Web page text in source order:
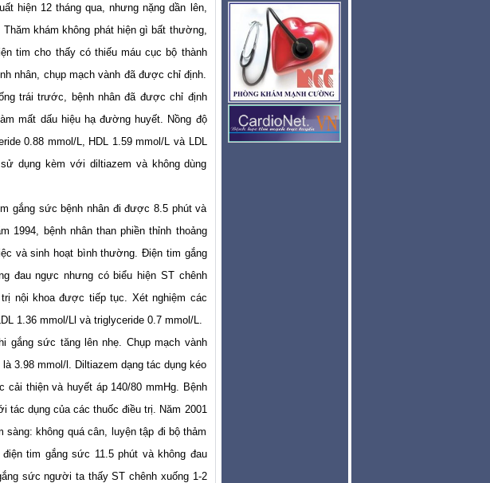
hiện 12 tháng qua, như­ng nặng dần lên,
khám không phát hiện gì bất thường,
tim cho thấy có thiếu máu cục bộ thành
nhân, chụp mạch vành đã được chỉ định.
trái trước, bệnh nhân đã được chỉ định
mất dấu hiệu hạ đường huyết. Nồng độ
0.88 mmol/L, HDL 1.59 mmol/L và LDL
dụng kèm với diltiazem và không dùng
gắng sức bệnh nhân đi được 8.5 phút và
1994, bệnh nhân than phiền thỉnh thoảng
và sinh hoạt bình thường. Điện tim gắng
đau ngực nhưng có biểu hiện ST chênh
nội khoa được tiếp tục. Xét nghiệm các
1.36 mmol/Ll và triglyceride 0.7 mmol/L.
gắng sức tăng lên nhẹ. Chụp mạch vành
3.98 mmol/l. Diltiazem dạng tác dụng kéo
cải thiện và huyết áp 140/80 mmHg. Bệnh
tác dụng của các thuốc điều trị. Năm 2001
không quá cân, luyện tập đi bộ thảm
tim gắng sức 11.5 phút và không đau
sức người ta thấy ST chênh xuống 1-2